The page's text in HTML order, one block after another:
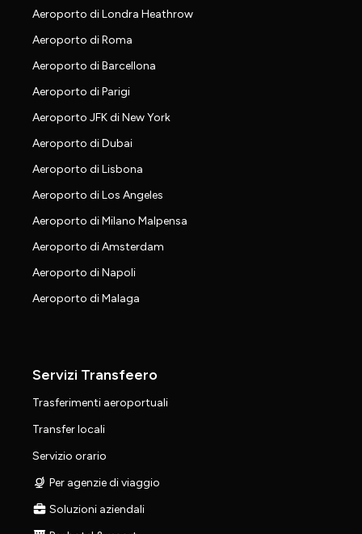
Aeroporto di Londra Heathrow
Aeroporto di Roma
Aeroporto di Barcellona
Aeroporto di Parigi
Aeroporto JFK di New York
Aeroporto di Dubai
Aeroporto di Lisbona
Aeroporto di Los Angeles
Aeroporto di Milano Malpensa
Aeroporto di Amsterdam
Aeroporto di Napoli
Aeroporto di Malaga
Servizi Transfeero
Trasferimenti aeroportuali
Transfer locali
Servizio orario
Per agenzie di viaggio
Soluzioni aziendali